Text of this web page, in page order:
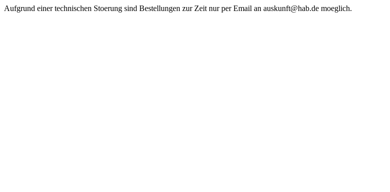
Aufgrund einer technischen Stoerung sind Bestellungen zur Zeit nur per Email an auskunft@hab.de moeglich.